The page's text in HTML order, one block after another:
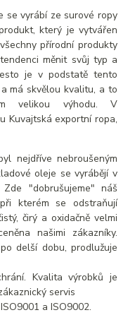
se vyrábí ze surové ropy
který je vytvářen
přírodní produkty
měnit svůj typ a
je v podstatě tento
má skvělou kvalitu, a to
velikou výhodu. V
Kuvajtská exportní ropa,
nejdříve nebroušeným
oleje se vyrábějí v
"dobrušujeme" náš
kterém se odstraňují
čirý a oxidačně velmi
našimi zákazníky.
delší dobu, prodlužuje
Kvalita výrobků je
servis
a ISO9002.